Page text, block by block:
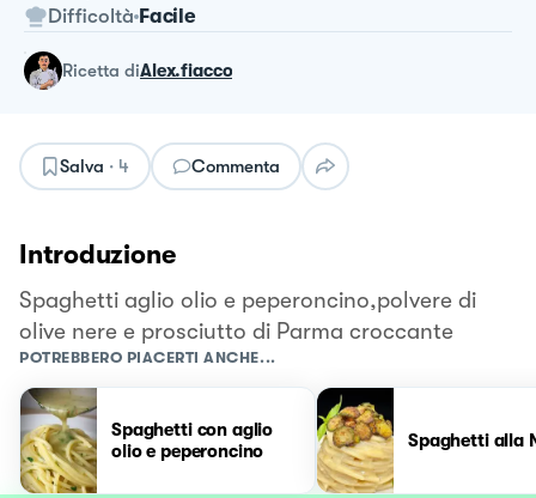
Difficoltà Facile
ricetta diAlex.fiacco
Salva · 4 Commenta
Introduzione
Spaghetti aglio olio e peperoncino,polvere di
olive nere e prosciutto di Parma croccante
POTREBBERO PIACERTI ANCHE...
Spaghetti con aglio
olio e peperoncino
Spaghetti alla